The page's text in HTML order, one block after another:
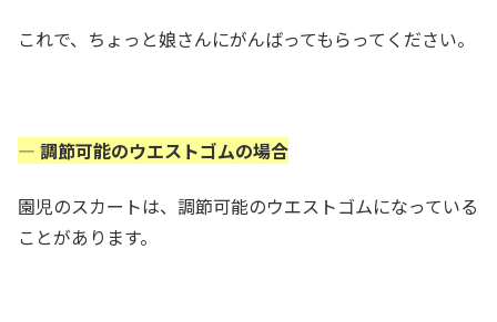
これで、ちょっと娘さんにがんばってもらってください。
— 調節可能のウエストゴムの場合
園児のスカートは、調節可能のウエストゴムになっている
ことがあります。